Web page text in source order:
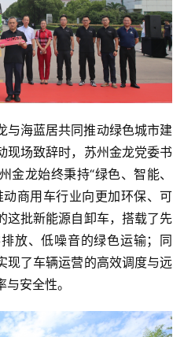
与海蓝居共同推动绿色城市建
现场致辞时，苏州金龙党委书
金龙始终秉持“绿色、智能、
商用车行业向更加环保、可
这批新能源自卸车，搭载了先
放、低噪音的绿色运输；同
现了车辆运营的高效调度与远
安全性。